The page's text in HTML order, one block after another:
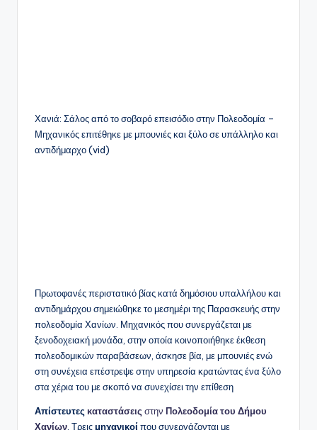
Χανιά: Σάλος από το σοβαρό επεισόδιο στην Πολεοδομία –
Μηχανικός επιτέθηκε με μπουνιές και ξύλο σε υπάλληλο και
αντιδήμαρχο (vid)
Πρωτοφανές περιστατικό βίας κατά δημόσιου υπαλλήλου και
αντιδημάρχου σημειώθηκε το μεσημέρι της Παρασκευής στην
πολεοδομία Χανίων. Μηχανικός που συνεργάζεται με
ξενοδοχειακή μονάδα, στην οποία κοινοποιήθηκε έκθεση
πολεοδομικών παραβάσεων, άσκησε βία, με μπουνιές ενώ
στη συνέχεια επέστρεψε στην υπηρεσία κρατώντας ένα ξύλο
στα χέρια του με σκοπό να συνεχίσει την επίθεση
Απίστευτες καταστάσεις στην Πολεοδομία του Δήμου
Χανίων . Τρεις μηχανικοίπου συνεργάζονται με